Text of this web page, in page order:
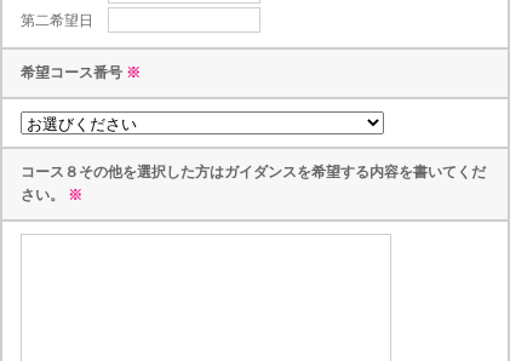
第二希望日
希望コース番号 ※
コース８その他を選択した方はガイダンスを希望する内容を書いてくだ
さい。 ※